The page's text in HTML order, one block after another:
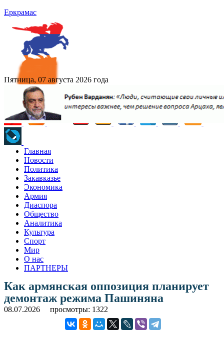
Еркрамас
Пятница, 07 августа 2026 года
Главная
Новости
Политика
Закавказье
Экономика
Армия
Диаспора
Общество
Аналитика
Культура
Спорт
Мир
О нас
ПАРТНЕРЫ
Как армянская оппозиция планирует
демонтаж режима Пашиняна
08.07.2026 просмотры: 1322